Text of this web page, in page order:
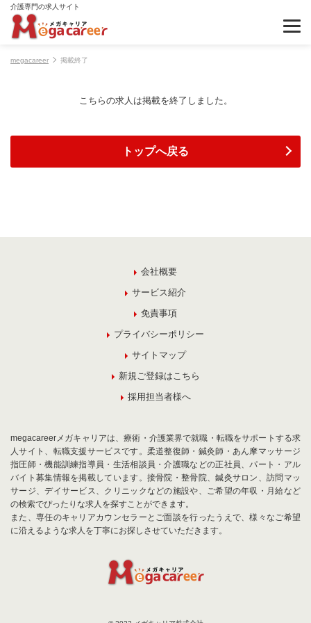
介護専門の求人サイト
megacareer 掲載終了
こちらの求人は掲載を終了しました。
トップへ戻る
会社概要
サービス紹介
免責事項
プライバシーポリシー
サイトマップ
新規ご登録はこちら
採用担当者様へ
megacareerメガキャリアは、療術・介護業界で就職・転職をサポートする求
人サイト、転職支援サービスです。柔道整復師・鍼灸師・あん摩マッサージ
指圧師・機能訓練指導員・生活相談員・介護職などの正社員、パート・アル
バイト募集情報を掲載しています。接骨院・整骨院、鍼灸サロン、訪問マッ
サージ、デイサービス、クリニックなどの施設や、ご希望の年収・月給など
の検索でぴったりな求人を探すことができます。
また、専任のキャリアカウンセラーとご面談を行ったうえで、様々なご希望
に沿えるような求人を丁寧にお探しさせていただきます。